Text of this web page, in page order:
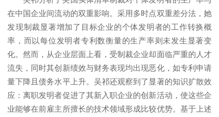
在中国企业间流动的双重影响。采用多时点双重差分法，她
发现制裁显著增加了目标企业的个体发明者的工作转换概
率，而以每位发明者专利数衡量的生产率则未发生显著变
化。然而，从企业层面上看，受制裁企业却面临严重的人才
流失，同时其创新绩效与财务表现均出现恶化，如专利申请
量下降且债务水平上升。吴祁还观察到了显著的知识扩散效
应：离职发明者促进了其新入职企业的创新活动，使这些企
业能够在前雇主所擅长的技术领域形成比较优势。基于上述